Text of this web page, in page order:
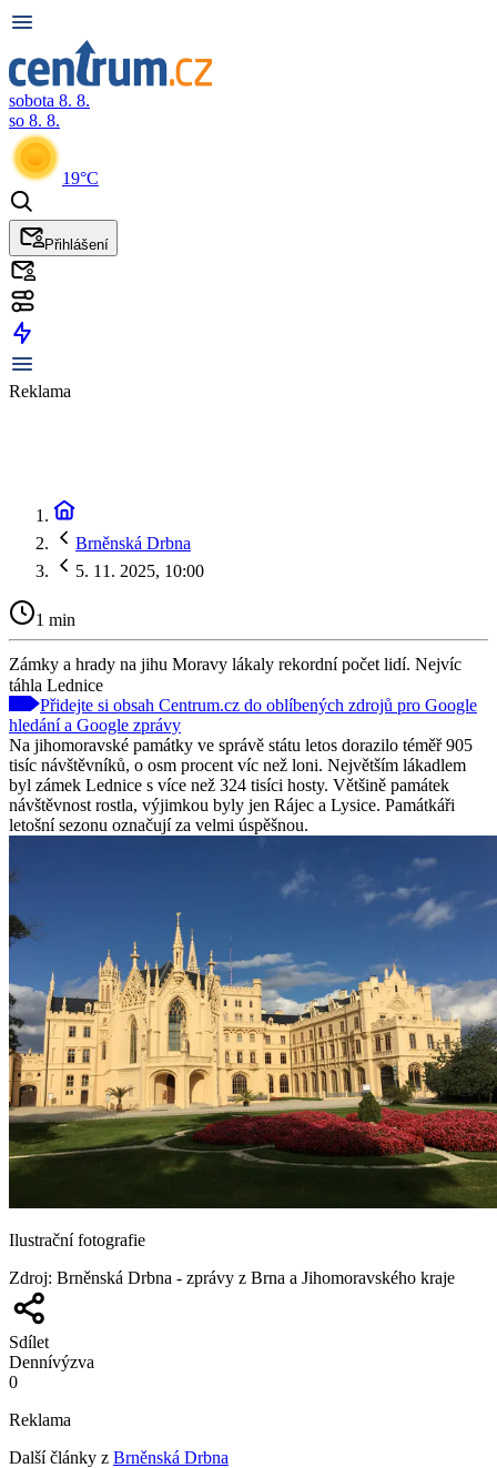
sobota 8. 8.
so 8. 8.
19°C
Přihlášení
Reklama
Brněnská Drbna
5. 11. 2025, 10:00
1 min
Zámky a hrady na jihu Moravy lákaly rekordní počet lidí. Nejvíc
táhla Lednice
Přidejte si obsah Centrum.cz do oblíbených zdrojů pro Google
hledání a Google zprávy
Na jihomoravské památky ve správě státu letos dorazilo téměř 905
tisíc návštěvníků, o osm procent víc než loni. Největším lákadlem
byl zámek Lednice s více než 324 tisíci hosty. Většině památek
návštěvnost rostla, výjimkou byly jen Rájec a Lysice. Památkáři
letošní sezonu označují za velmi úspěšnou.
Ilustrační fotografie
Zdroj: Brněnská Drbna - zprávy z Brna a Jihomoravského kraje
Sdílet
Dennívýzva
0
Reklama
Další články z Brněnská Drbna